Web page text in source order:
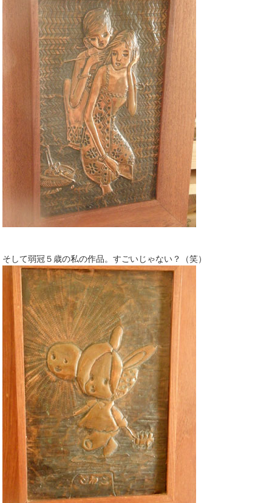
そして弱冠５歳の私の作品。すごいじゃない？（笑）